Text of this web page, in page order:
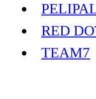
RED
TEAM7